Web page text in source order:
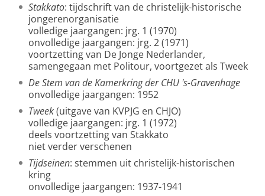
Stakkato: tijdschrift van de christelijk-historische
jongerenorganisatie
volledige jaargangen: jrg. 1 (1970)
onvolledige jaargangen: jrg. 2 (1971)
voortzetting van De Jonge Nederlander,
samengegaan met Politour, voortgezet als Tweek
De Stem van de Kamerkring der CHU 's-Gravenhage
onvolledige jaargangen: 1952
Tweek(uitgave van KVPJG en CHJO)
volledige jaargangen: jrg. 1 (1972)
deels voortzetting van Stakkato
niet verder verschenen
Tijdseinen: stemmen uit christelijk-historischen
kring
onvolledige jaargangen: 1937-1941